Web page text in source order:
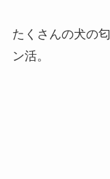
たくさんの犬の
ン活。